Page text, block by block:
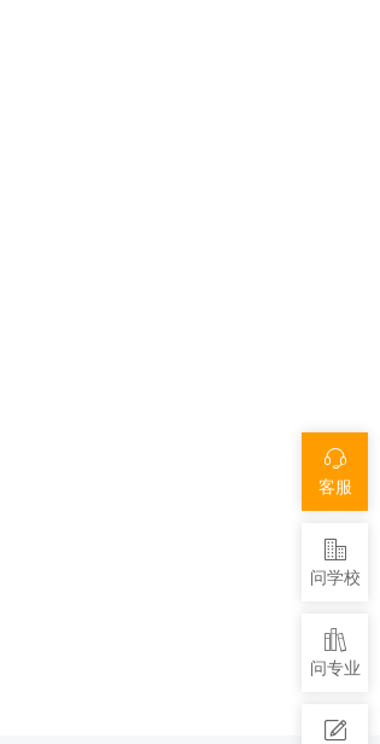
客服
问学校
问专业